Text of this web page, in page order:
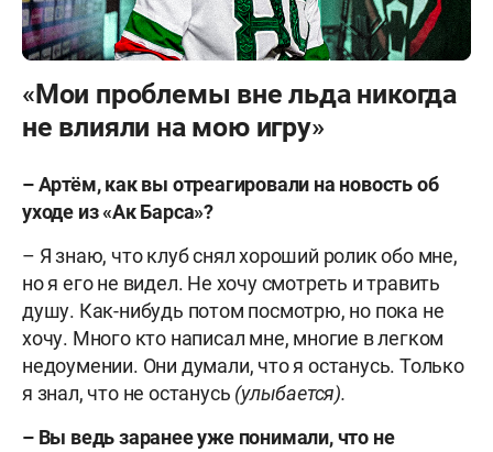
«Мои проблемы вне льда никогда
не влияли на мою игру»
–Артём, как вы отреагировали на новость об
уходе из «Ак Барса»?
– Я знаю, что клуб снял хороший ролик обо мне,
но я его не видел. Не хочу смотреть и травить
душу. Как-нибудь потом посмотрю, но пока не
хочу. Много кто написал мне, многие в легком
недоумении. Они думали, что я останусь. Только
я знал, что не останусь (улыбается).
– Вы ведь заранее уже понимали, что не